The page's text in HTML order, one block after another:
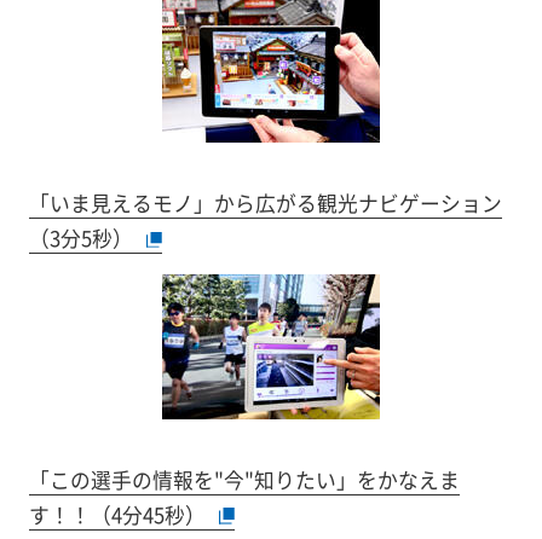
「いま見えるモノ」から広がる観光ナビゲーション
（3分5秒）
「この選手の情報を"今"知りたい」をかなえま
す！！（4分45秒）